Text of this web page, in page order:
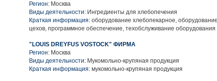
Регион: Москва
Виды деятельности: Ингредиенты для хлебопечения
Краткая информация: оборудование хлебопекарное,
цехов, программное обеспечение, техобслуживание оборудования
"LOUIS DREYFUS VOSTOCK" ФИРМА
Регион: Москва
Виды деятельности: Мукомольно-крупяная продукция
Краткая информация: мукомольно-крупяная продукция